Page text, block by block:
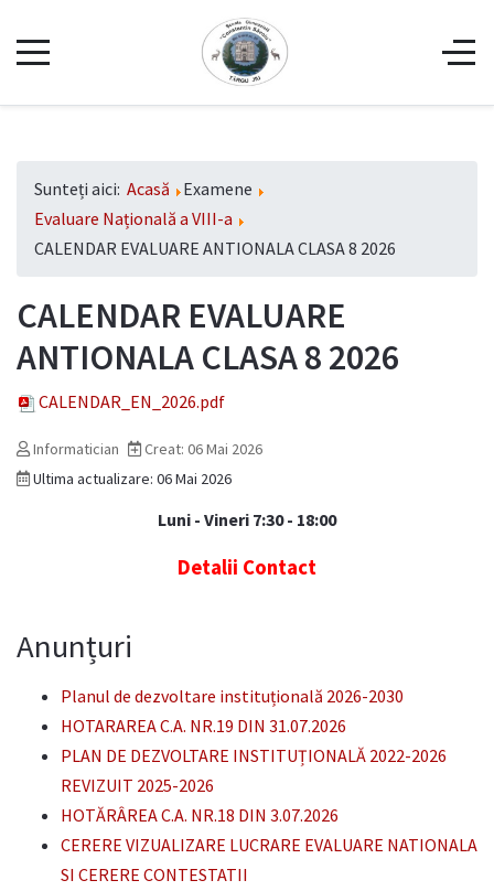
Sunteți aici: Acasă
Examene
Evaluare Națională a VIII-a
CALENDAR EVALUARE ANTIONALA CLASA 8 2026
CALENDAR EVALUARE
ANTIONALA CLASA 8 2026
CALENDAR_EN_2026.pdf
Informatician
Creat: 06 Mai 2026
Ultima actualizare: 06 Mai 2026
Luni - Vineri 7:30 - 18:00
Detalii Contact
Anunțuri
Planul de dezvoltare instituțională 2026-2030
HOTARAREA C.A. NR.19 DIN 31.07.2026
PLAN DE DEZVOLTARE INSTITUȚIONALĂ 2022-2026
REVIZUIT 2025-2026
HOTĂRÂREA C.A. NR.18 DIN 3.07.2026
CERERE VIZUALIZARE LUCRARE EVALUARE NATIONALA
SI CERERE CONTESTATII